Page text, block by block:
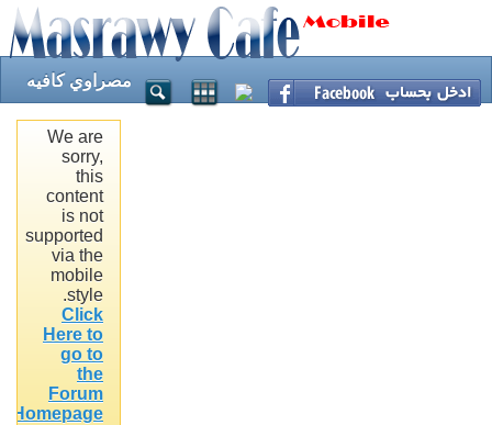
مصراوي كافيه
We are
sorry,
this
content
is not
supported
via the
mobile
style.
Click
Here to
go to
the
Forum
Homepage